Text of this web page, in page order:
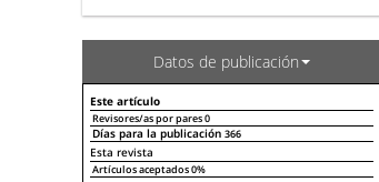
Datos de publicación
Este artículo
Revisores/as por pares0
Días para la publicación 366
Declaraciones de autoría
Esta revista
Artículos aceptados0%